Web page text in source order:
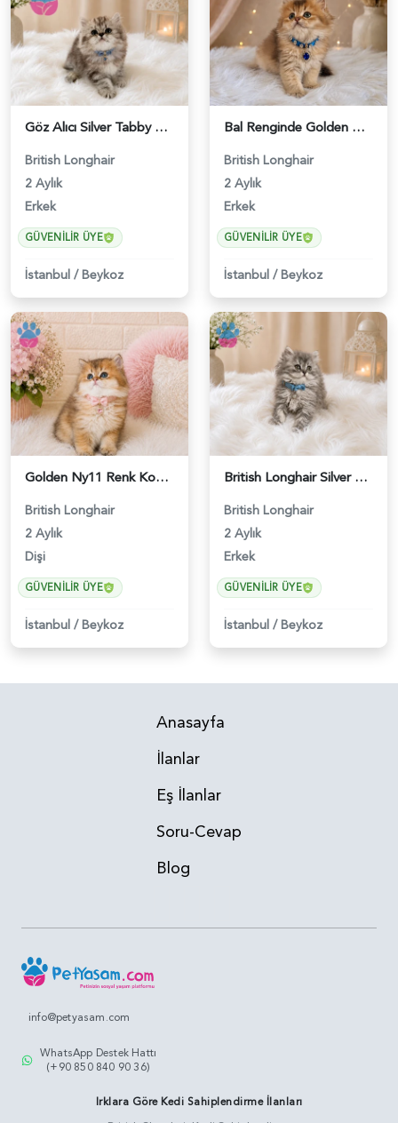
Göz Alıcı Silver Tabby Desenli British Longhair Erkek Yavrumuz - 4527
British Longhair
2 Aylık
Erkek
GÜVENILIR ÜYE
İstanbul /Beykoz
Bal Renginde Golden British Longhair Erkek Yavrumuz - 4543
British Longhair
2 Aylık
Erkek
GÜVENILIR ÜYE
İstanbul /Beykoz
Golden Ny11 Renk Koduna Sahip British Longhair Kızımız - 4544
British Longhair
2 Aylık
Dişi
GÜVENILIR ÜYE
İstanbul /Beykoz
British Longhair Silver Tabby Erkek Yavrumuz - 4589
British Longhair
2 Aylık
Erkek
GÜVENILIR ÜYE
İstanbul /Beykoz
Anasayfa
İlanlar
Eş İlanlar
Soru-Cevap
Blog
info@petyasam.com
WhatsApp Destek Hattı
(+90 850 840 90 36)
Irklara Göre Kedi Sahiplendirme İlanları